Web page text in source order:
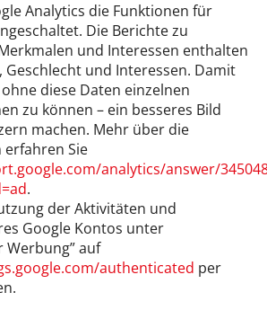
Analytics die Funktionen für
Die Berichte zu
und Interessen enthalten
Geschlecht und Interessen. Damit
diese Daten einzelnen
zu können – ein besseres Bild
machen. Mehr über die
Sie
analytics/answer/
.
der Aktivitäten und
Google Kontos unter
Werbung” auf
authenticated per